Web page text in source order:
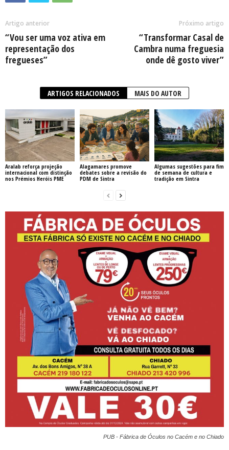
Artigo anterior
“Vou ser uma voz ativa em
representação dos
fregueses”
Próximo artigo
“Transformar Casal de
Cambra numa freguesia
onde dê gosto viver”
ARTIGOS RELACIONADOS MAIS DO AUTOR
Aralab reforça projeção
internacional com distinção
nos Prémios Heróis PME
Alagamares promove
debates sobre a revisão do
PDM de Sintra
Algumas sugestões para fim
de semana de cultura e
tradição em Sintra
PUB - Fábrica de Óculos no Cacém e no Chiado